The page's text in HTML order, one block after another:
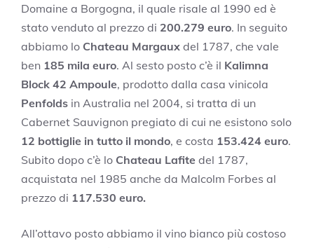
Domaine a Borgogna, il quale risale al 1990 ed è
stato venduto al prezzo di 200.279 euro. In seguito
abbiamo lo Chateau Margaux del 1787, che vale
ben 185 mila euro. Al sesto posto c’è il Kalimna
Block 42 Ampoule, prodotto dalla casa vinicola
Penfolds in Australia nel 2004, si tratta di un
Cabernet Sauvignon pregiato di cui ne esistono solo
12 bottiglie in tutto il mondo, e costa 153.424 euro.
Subito dopo c’è lo Chateau Lafite del 1787,
acquistata nel 1985 anche da Malcolm Forbes al
prezzo di 117.530 euro.
All’ottavo posto abbiamo il vino bianco più costoso